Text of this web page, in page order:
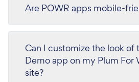
Are POWR apps mobile-
Can I customize the look of
Demo app on my Plum For
site?